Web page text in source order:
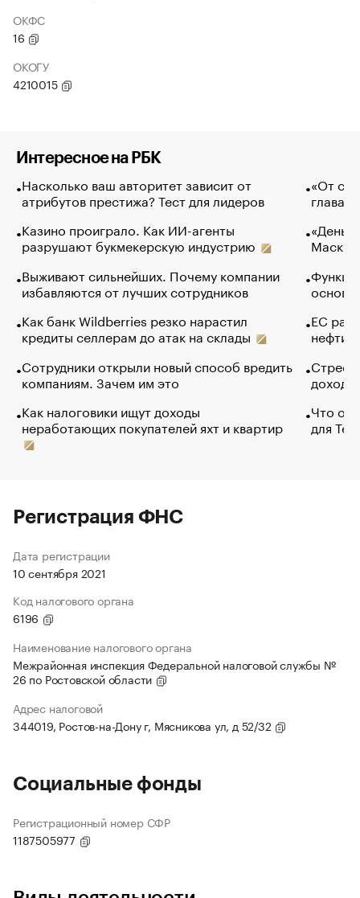
ОКФС
16
ОКОГУ
4210015
Интересное на РБК
Насколько ваш авторитет зависит от
атрибутов престижа? Тест для лидеров
Казино проиграло. Как ИИ-агенты
разрушают букмекерскую индустрию
Выживают сильнейших. Почему компании
избавляются от лучших сотрудников
Как банк Wildberries резко нарастил
кредиты селлерам до атак на склады
Сотрудники открыли новый способ вредить
компаниям. Зачем им это
Как налоговики ищут доходы
неработающих покупателей яхт и квартир
«От
глава
Маск в
основ
ЕС
нефти
Что
для
Регистрация ФНС
Дата регистрации
10 сентября 2021
Код налогового органа
6196
Наименование налогового органа
Межрайонная инспекция Федеральной налоговой службы №
26 по Ростовской области
Адрес налоговой
344019, Ростов-на-Дону г, Мясникова ул, д 52/32
Социальные фонды
Регистрационный номер СФР
1187505977